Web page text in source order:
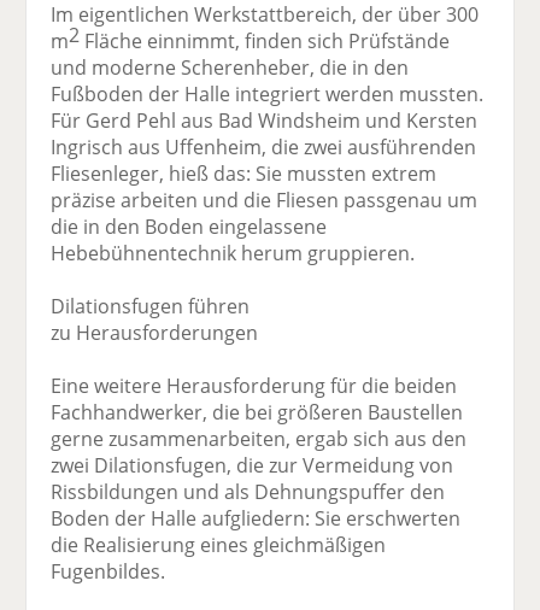
Im eigentlichen Werkstattbereich, der über 300
m2 Fläche einnimmt, finden sich Prüfstände
und moderne Scherenheber, die in den
Fußboden der Halle integriert werden mussten.
Für Gerd Pehl aus Bad Windsheim und Kersten
Ingrisch aus Uffenheim, die zwei ausführenden
Fliesenleger, hieß das: Sie mussten extrem
präzise arbeiten und die Fliesen passgenau um
die in den Boden eingelassene
Hebebühnentechnik herum gruppieren.
Dilationsfugen führen
zu Herausforderungen
Eine weitere Herausforderung für die beiden
Fachhandwerker, die bei größeren Baustellen
gerne zusammenarbeiten, ergab sich aus den
zwei Dilationsfugen, die zur Vermeidung von
Rissbildungen und als Dehnungspuffer den
Boden der Halle aufgliedern: Sie erschwerten
die Realisierung eines gleichmäßigen
Fugenbildes.